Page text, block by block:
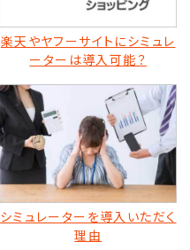
楽天やヤフーサイトにシミュレ
ーターは導入可能？
シミュレーターを導入いただく
理由